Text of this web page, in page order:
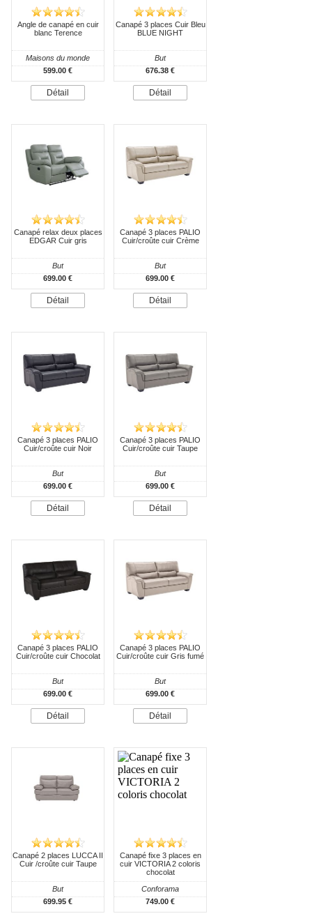
Angle de canapé en cuir
blanc Terence
Maisons du monde
599.00 €
Détail
Canapé 3 places Cuir Bleu
BLUE NIGHT
But
676.38 €
Détail
Canapé relax deux places
EDGAR Cuir gris
But
699.00 €
Détail
Canapé 3 places PALIO
Cuir/croûte cuir Crème
But
699.00 €
Détail
Canapé 3 places PALIO
Cuir/croûte cuir Noir
But
699.00 €
Détail
Canapé 3 places PALIO
Cuir/croûte cuir Taupe
But
699.00 €
Détail
Canapé 3 places PALIO
Cuir/croûte cuir Chocolat
But
699.00 €
Détail
Canapé 3 places PALIO
Cuir/croûte cuir Gris fumé
But
699.00 €
Détail
Canapé 2 places LUCCA II
Cuir /croûte cuir Taupe
But
699.95 €
Canapé fixe 3 places en
cuir VICTORIA 2 coloris
chocolat
Conforama
749.00 €